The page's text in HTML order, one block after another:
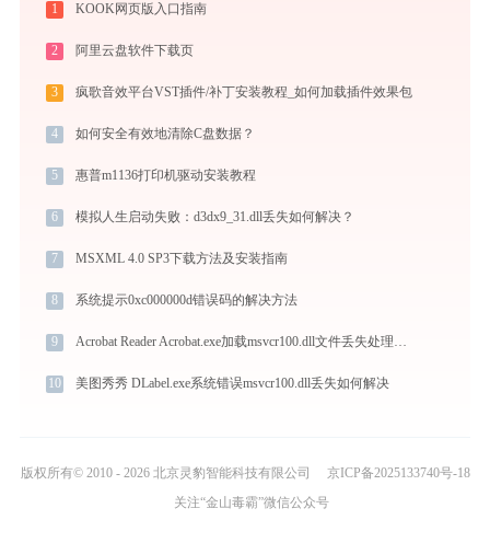
1 KOOK网页版入口指南
2 阿里云盘软件下载页
3 疯歌音效平台VST插件/补丁安装教程_如何加载插件效果包
4 如何安全有效地清除C盘数据？
5 惠普m1136打印机驱动安装教程
6 模拟人生启动失败：d3dx9_31.dll丢失如何解决？
7 MSXML 4.0 SP3下载方法及安装指南
8 系统提示0xc000000d错误码的解决方法
9 Acrobat Reader Acrobat.exe加载msvcr100.dll文件丢失处理办法
10 美图秀秀 DLabel.exe系统错误msvcr100.dll丢失如何解决
版权所有© 2010 - 2026 北京灵豹智能科技有限公司
京ICP备2025133740号-18
关注“金山毒霸”微信公众号